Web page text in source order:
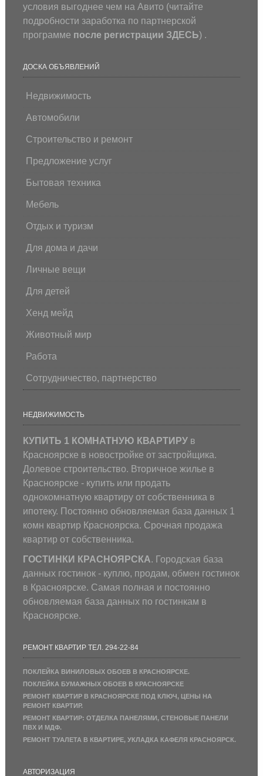
условия выгоднее чем на Авито (читайте
подробности заработка по партнерской
программе после регистрации ЗДЕСЬ) .
ДОСКА ОБЪЯВЛЕНИЙ
Недвижимость
Автомобили
Строительство и ремонт
Предложение услуг
Бытовая техника
Мебель
Отдых и туризм
Для дома и дачи
Личные вещи
Для детей
Хенд мейд
Животный мир
Работа
Сотрудничество, партнерство
НЕДВИЖИМОСТЬ
КУПИТЬ 1 КОМНАТНУЮ КВАРТИРУв
Красноярске в новостройке от застройщика.
Долевое строительство. Вторичное жилье в
Красноярске - купить или продать
однокомнатную квартиру от собственника в
ипотеку. Постоянно обновляемая база данных 1
комн квартир Красноярска. Срочная продажа
квартир от собственника.
ГОСТИНКИ КРАСНОЯРСКА. Городская база
данных гостинок - куплю, продам, обмен гостинок
в Красноярске. Самая полная и постоянно
обновляемая база данных по гостинкам в
Красноярске.
РЕМОНТ КВАРТИР ТЕЛ. 294-22-84
ПОКЛЕЙКА ВИНИЛОВЫХ ОБОЕВ В КРАСНОЯРСКЕ.
ПОКЛЕЙКА БУМАЖНЫХ ОБОЕВ В КРАСНОЯРСКЕ
РЕМОНТ КВАРТИР В КРАСНОЯРСКЕ ПОД КЛЮЧ, ЦЕНЫ НА
РЕМОНТ КВАРТИР.
РЕМОНТ КВАРТИР: ОТДЕЛКА ПАНЕЛЯМИ, СТЕНОВЫЕ ПАНЕЛИ
ПВХ И МДФ.
РЕМОНТ ТУАЛЕТА В КВАРТИРЕ, УКЛАДКА КАФЕЛЯ КРАСНОЯРСК.
АВТОРИЗАЦИЯ